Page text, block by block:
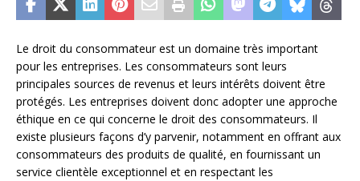
Le droit du consommateur est un domaine très important
pour les entreprises. Les consommateurs sont leurs
principales sources de revenus et leurs intérêts doivent être
protégés. Les entreprises doivent donc adopter une approche
éthique en ce qui concerne le droit des consommateurs. Il
existe plusieurs façons d’y parvenir, notamment en offrant aux
consommateurs des produits de qualité, en fournissant un
service clientèle exceptionnel et en respectant les